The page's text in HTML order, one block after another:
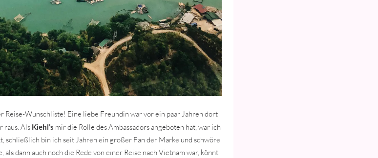
Reise-Wunschliste! Eine liebe Freundin war vor ein paar Jahren dort
raus. Als Kiehl’s mir die Rolle des Ambassadors angeboten hat, war ich
schließlich bin ich seit Jahren ein großer Fan der Marke und schwöre
dann auch noch die Rede von einer Reise nach Vietnam war, könnt